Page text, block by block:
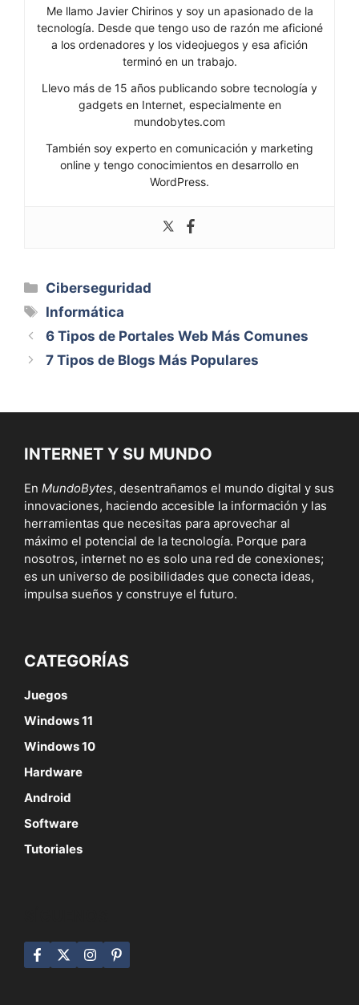
Me llamo Javier Chirinos y soy un apasionado de la
tecnología. Desde que tengo uso de razón me aficioné
a los ordenadores y los videojuegos y esa afición
terminó en un trabajo.
Llevo más de 15 años publicando sobre tecnología y
gadgets en Internet, especialmente en
mundobytes.com
También soy experto en comunicación y marketing
online y tengo conocimientos en desarrollo en
WordPress.
Categorías
Ciberseguridad
Etiquetas
Informática
6 Tipos de Portales Web Más Comunes
7 Tipos de Blogs Más Populares
INTERNET Y SU MUNDO
En MundoBytes, desentrañamos el mundo digital y sus
innovaciones, haciendo accesible la información y las
herramientas que necesitas para aprovechar al
máximo el potencial de la tecnología. Porque para
nosotros, internet no es solo una red de conexiones;
es un universo de posibilidades que conecta ideas,
impulsa sueños y construye el futuro.
CATEGORÍAS
Juegos
Windows 11
Windows 10
Hardware
Android
Software
Tutoriales